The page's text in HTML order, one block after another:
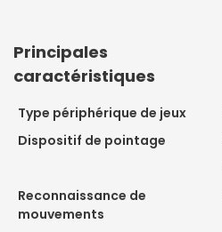
Principales
caractéristiques
Type périphérique de jeux
Dispositif de pointage
Reconnaissance de
mouvements